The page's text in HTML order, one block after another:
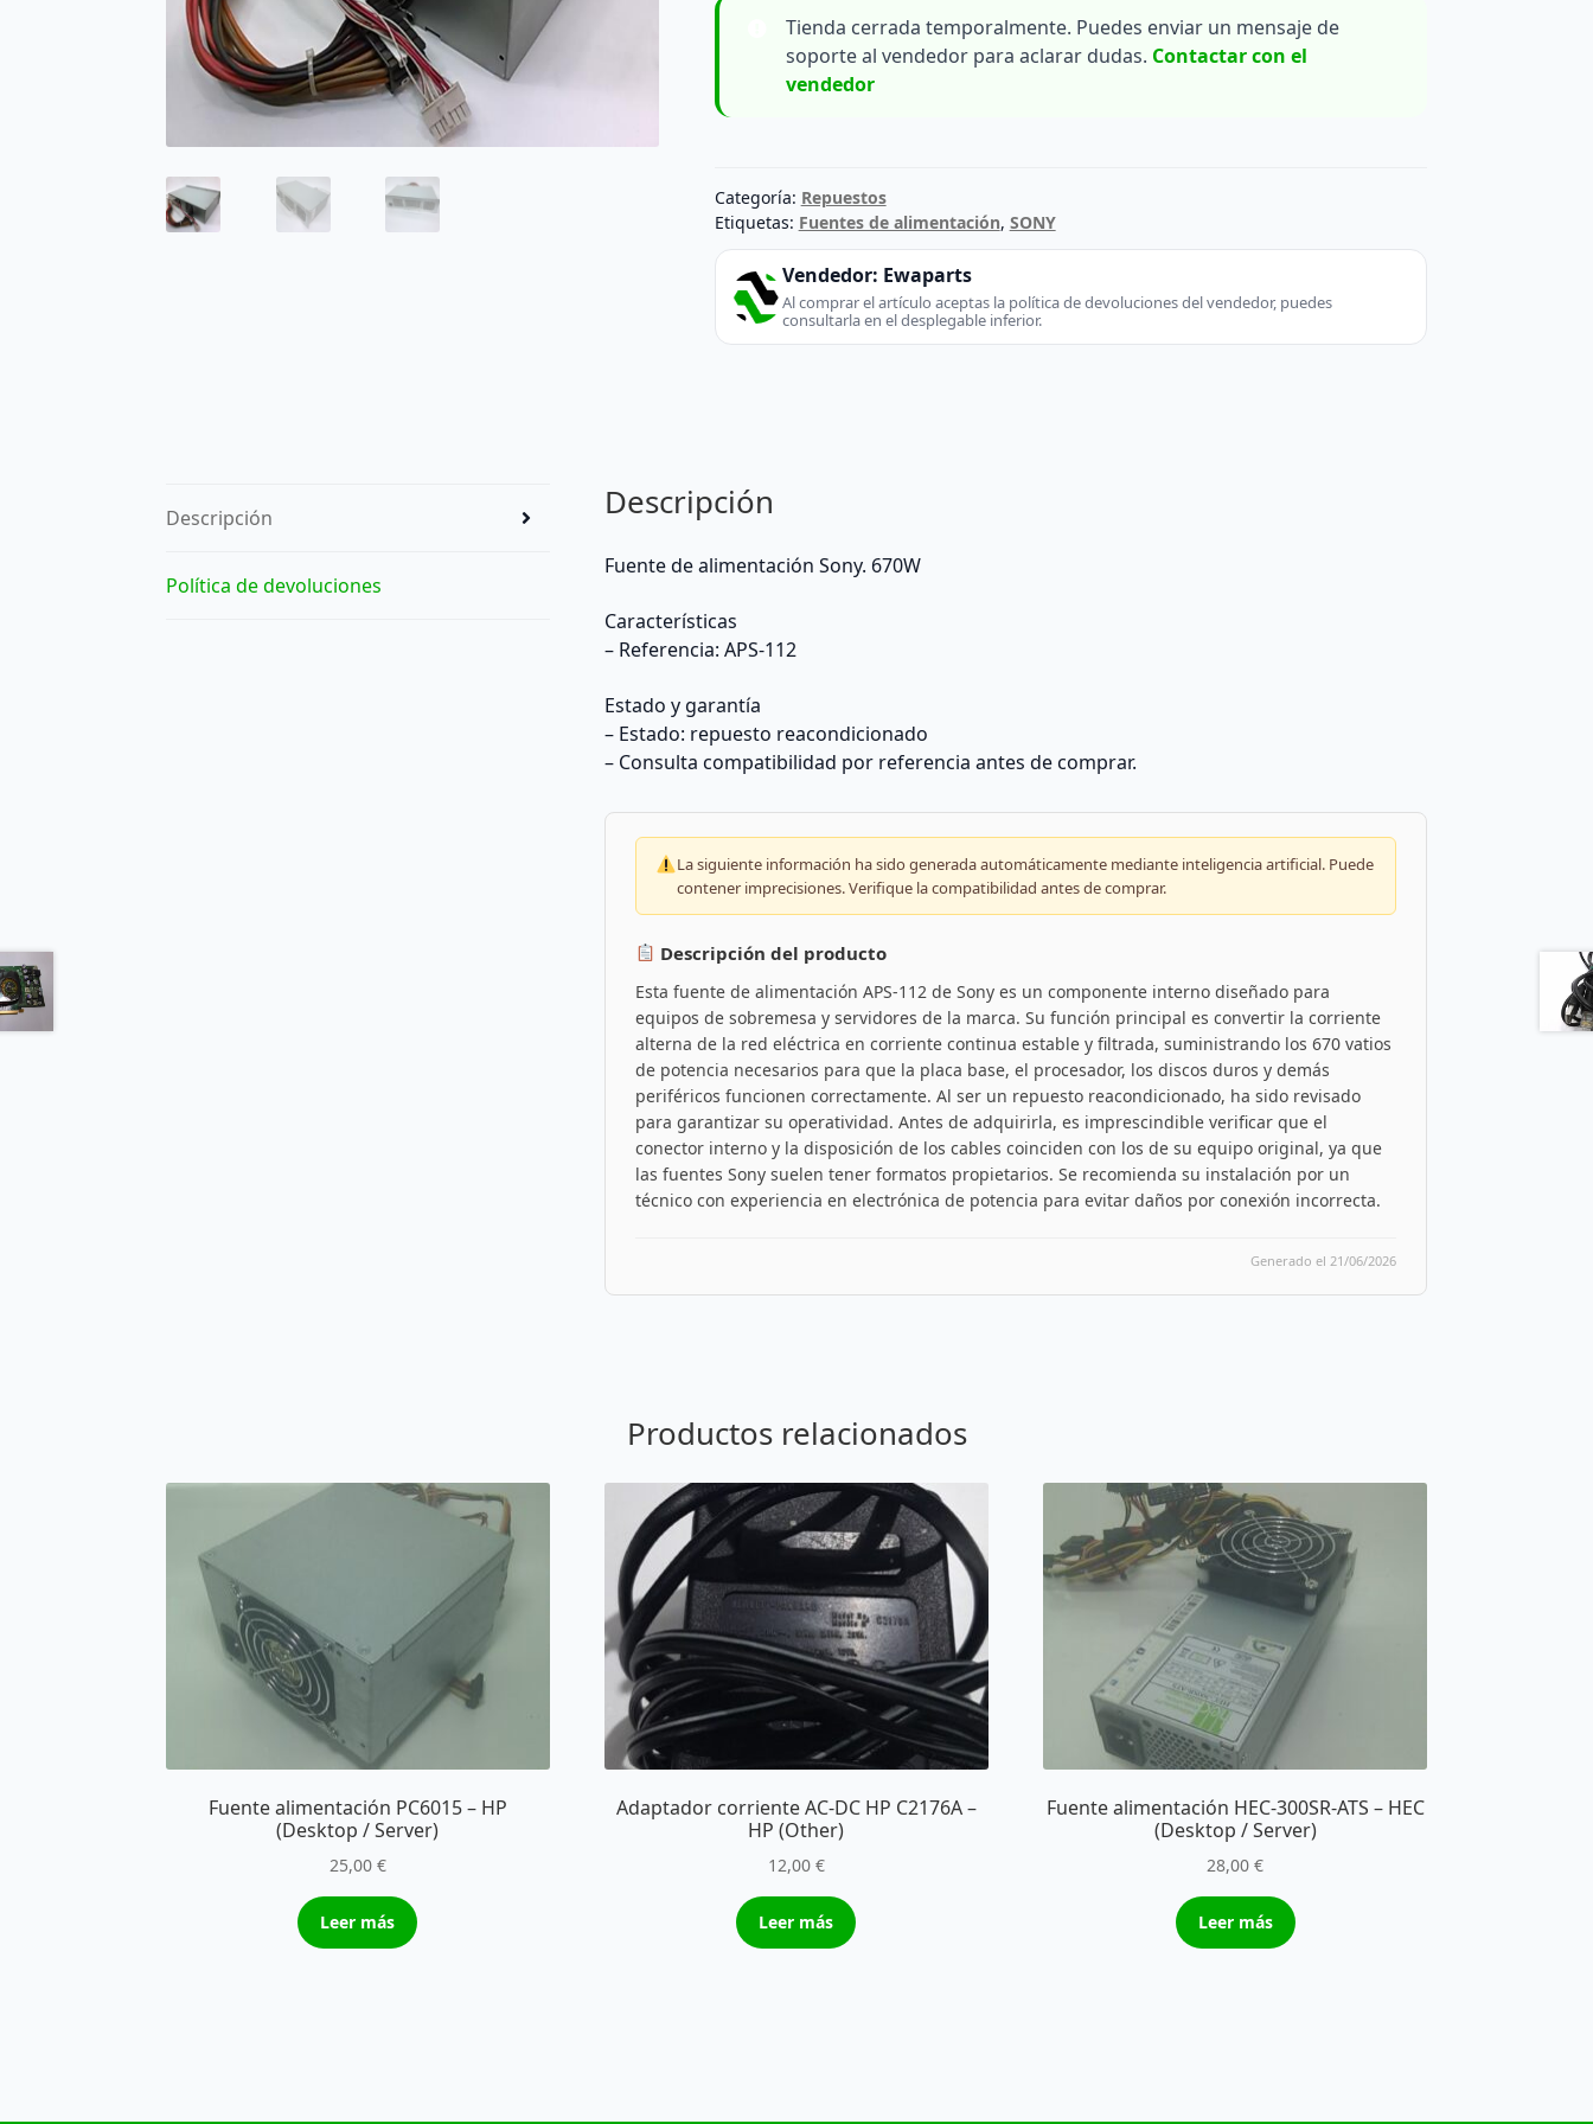
Tienda cerrada temporalmente. Puedes enviar un mensaje de
soporte al vendedor para aclarar dudas. Contactar con el
vendedor
Categoría: Repuestos
Etiquetas: Fuentes de alimentación, SONY
Vendedor: Ewaparts
Al comprar el artículo aceptas la política de devoluciones del vendedor, puedes
consultarla en el desplegable inferior.
Descripción
Política de devoluciones
Descripción
Fuente de alimentación Sony. 670W
Características
– Referencia: APS-112
Estado y garantía
– Estado: repuesto reacondicionado
– Consulta compatibilidad por referencia antes de comprar.
La siguiente información ha sido generada automáticamente mediante inteligencia artificial. Puede
contener imprecisiones. Verifique la compatibilidad antes de comprar.
Descripción del producto
Esta fuente de alimentación APS-112 de Sony es un componente interno diseñado para
equipos de sobremesa y servidores de la marca. Su función principal es convertir la corriente
alterna de la red eléctrica en corriente continua estable y filtrada, suministrando los 670 vatios
de potencia necesarios para que la placa base, el procesador, los discos duros y demás
periféricos funcionen correctamente. Al ser un repuesto reacondicionado, ha sido revisado
para garantizar su operatividad. Antes de adquirirla, es imprescindible verificar que el
conector interno y la disposición de los cables coinciden con los de su equipo original, ya que
las fuentes Sony suelen tener formatos propietarios. Se recomienda su instalación por un
técnico con experiencia en electrónica de potencia para evitar daños por conexión incorrecta.
Generado el 21/06/2026
Productos relacionados
Fuente alimentación PC6015 – HP
(Desktop / Server)
25,00 €
Leer más
Adaptador corriente AC-DC HP C2176A –
HP (Other)
12,00 €
Leer más
Fuente alimentación HEC-300SR-ATS – HEC
(Desktop / Server)
28,00€
Leer más